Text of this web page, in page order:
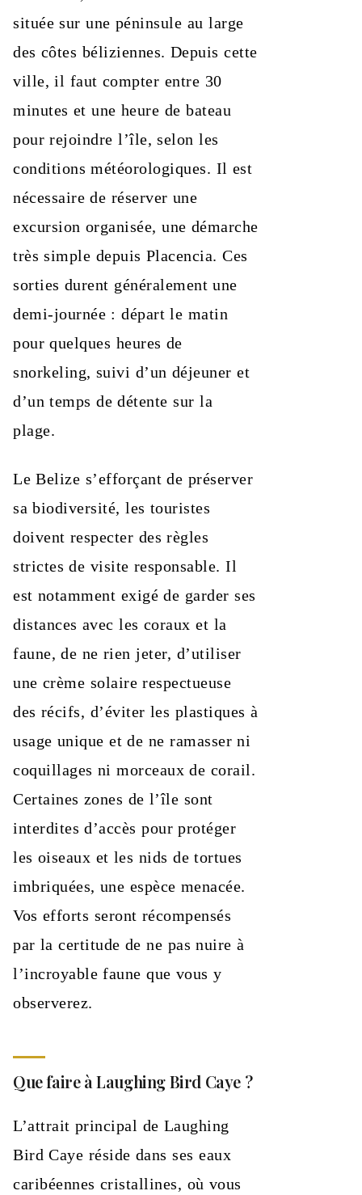
située sur une péninsule au large
des côtes béliziennes. Depuis cette
ville, il faut compter entre 30
minutes et une heure de bateau
pour rejoindre l’île, selon les
conditions météorologiques. Il est
nécessaire de réserver une
excursion organisée, une démarche
très simple depuis Placencia. Ces
sorties durent généralement une
demi-journée : départ le matin
pour quelques heures de
snorkeling, suivi d’un déjeuner et
d’un temps de détente sur la
plage.
Le Belize s’efforçant de préserver
sa biodiversité, les touristes
doivent respecter des règles
strictes de visite responsable. Il
est notamment exigé de garder ses
distances avec les coraux et la
faune, de ne rien jeter, d’utiliser
une crème solaire respectueuse
des récifs, d’éviter les plastiques à
usage unique et de ne ramasser ni
coquillages ni morceaux de corail.
Certaines zones de l’île sont
interdites d’accès pour protéger
les oiseaux et les nids de tortues
imbriquées, une espèce menacée.
Vos efforts seront récompensés
par la certitude de ne pas nuire à
l’incroyable faune que vous y
observerez.
Que faire à Laughing Bird Caye ?
L’attrait principal de Laughing
Bird Caye réside dans ses eaux
caribéennes cristallines, où vous